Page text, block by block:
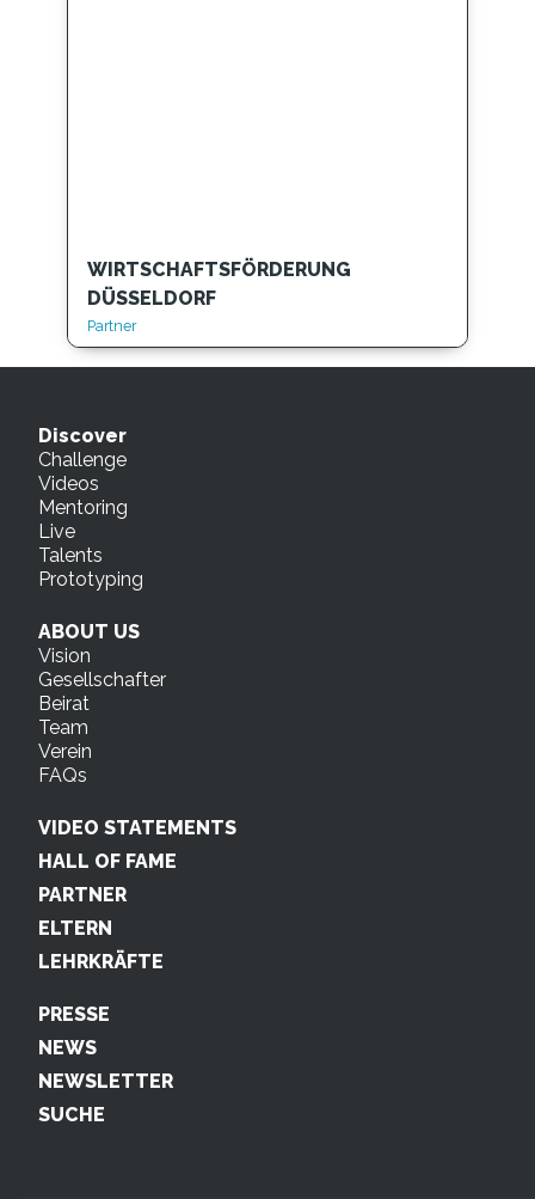
WIRTSCHAFTSFÖRDERUNG
DÜSSELDORF
Partner
Discover
Challenge
Videos
Mentoring
Live
Talents
Prototyping
ABOUT US
Vision
Gesellschafter
Beirat
Team
Verein
FAQs
VIDEO STATEMENTS
HALL OF FAME
PARTNER
ELTERN
LEHRKRÄFTE
PRESSE
NEWS
NEWSLETTER
SUCHE